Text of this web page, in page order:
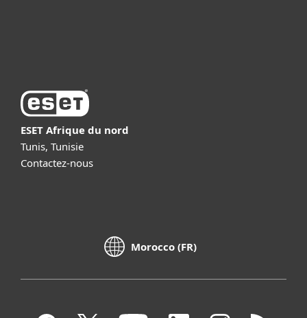
ESET Afrique du nord
Tunis, Tunisie
Contactez-nous
Morocco (FR)